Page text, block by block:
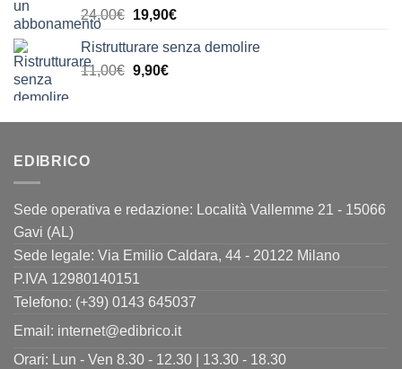
24,00€ Il
originale
era:
19,90€Il
attuale
Ristrutturare senza demolire
11,00€ Il
era:
9,90€Il
è:
EDIBRICO
Sede operativa e redazione: Località Vallemme 21 - 15066
Gavi (AL)
Sede legale: Via Emilio Caldara, 44 - 20122 Milano
P.IVA 12980140151
Telefono: (+39) 0143 645037
Email: internet@edibrico.it
Orari: Lun - Ven 8.30 - 12.30 | 13.30 - 18.30